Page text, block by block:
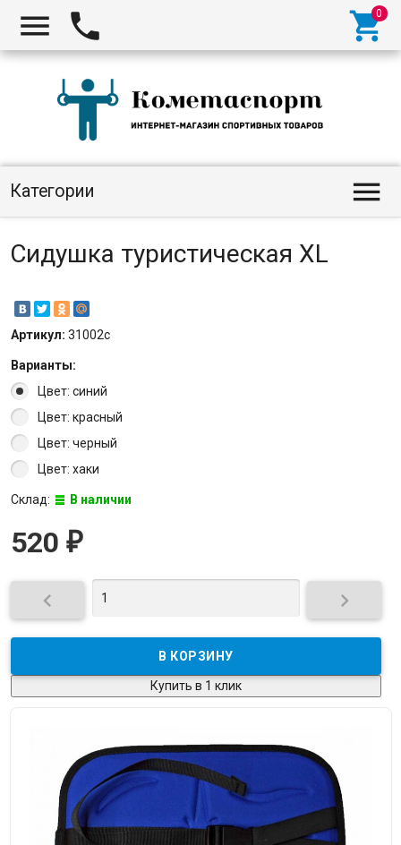
  
Категории 
Cидушка туристическая XL
Артикул: 31002с
Варианты:
Цвет: синий
Цвет: красный
Цвет: черный
Цвет: хаки
Склад: В наличии
520 ₽
 
Купить в 1 клик